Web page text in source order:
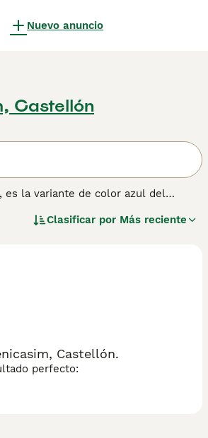
Nuevo anuncio
Castellón
, es la variante de color azul del
que lo ha convertido en uno
nuevo en 1977 —, el Blue British
y de textura especialmente
hogares tranquilos y capaz de
participar de la vida familiar a su
y de carácter reposado.
Clasificar por Más reciente
Castellón.
perfecto: